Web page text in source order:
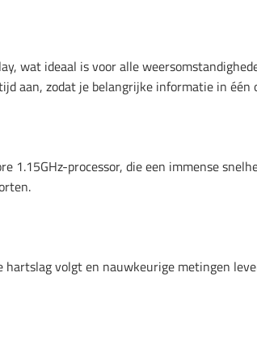
wat ideaal is voor alle
aan, zodat je belangrijke informatie in
1.15GHz-processor, die een immense
volgt en nauwkeurige metingen